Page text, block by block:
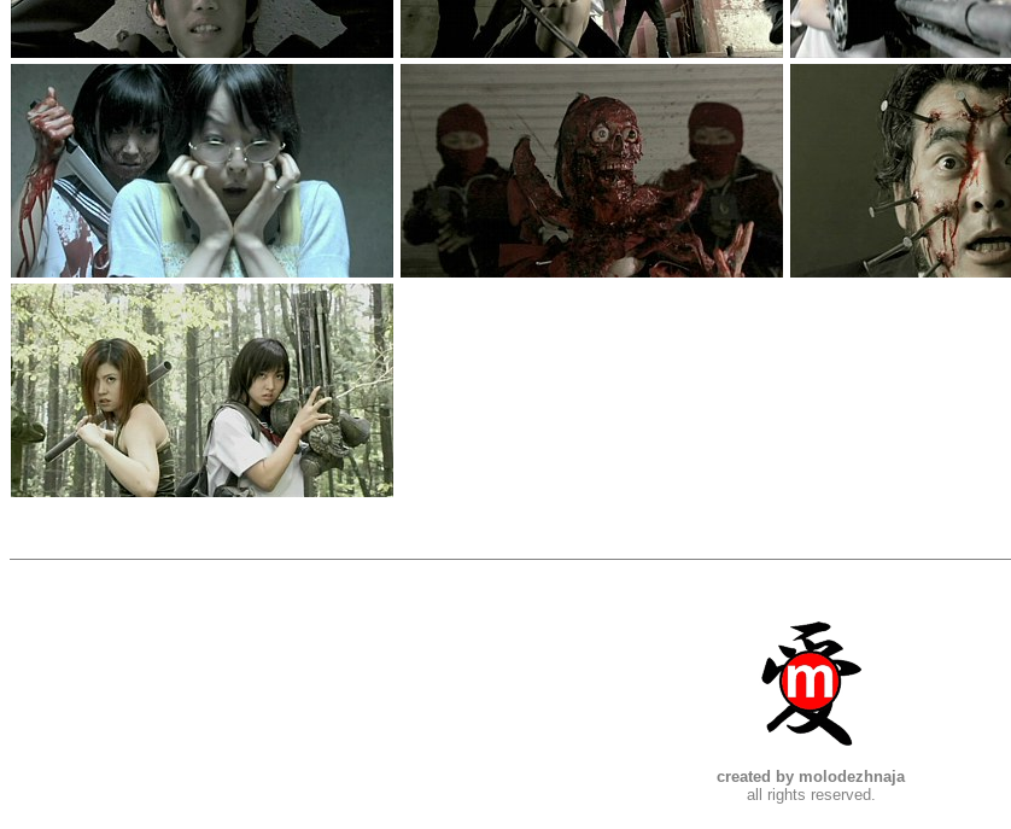
created by molodezhnaja
all rights reserved.